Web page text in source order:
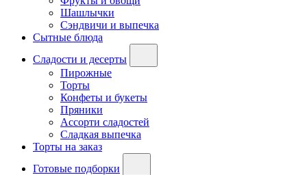
Шашлычки
Сэндвичи и выпечка
Сытные блюда
Сладости и десерты
Пирожные
Торты
Конфеты и букеты
Пряники
Ассорти сладостей
Сладкая выпечка
Торты на заказ
Готовые подборки